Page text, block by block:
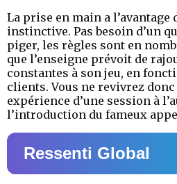
La prise en main a l’avantage
instinctive. Pas besoin d’un
piger, les règles sont en
que l’enseigne prévoit de
constantes à son jeu, en
clients. Vous ne revivrez
expérience d’une session à
l’introduction du fameux
Ressenti Global